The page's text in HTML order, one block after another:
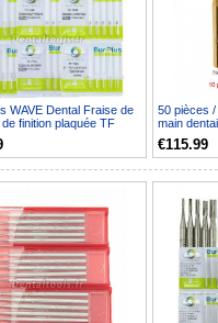
WAVE Dental Fraise de
finition plaquée TF
7408 7...
50 pièces
main
carbure
€115.99